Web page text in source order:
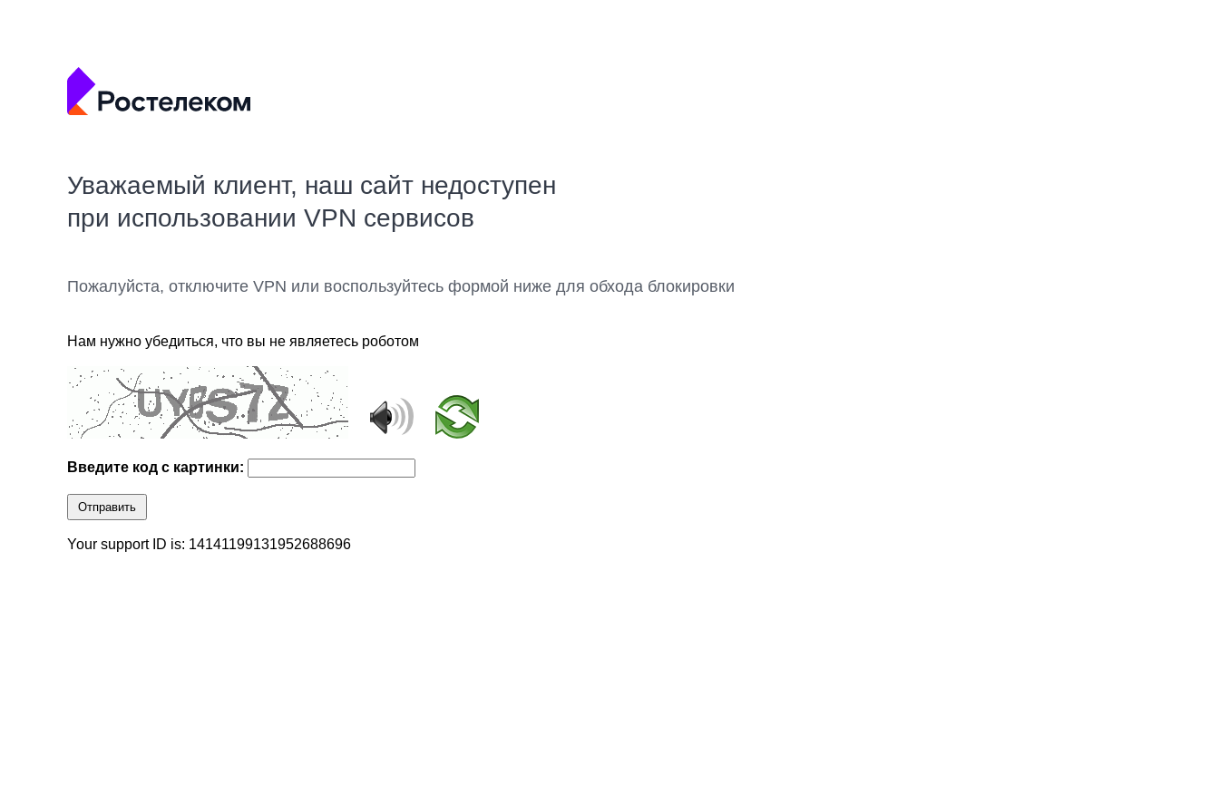
Уважаемый клиент, наш сайт недоступен
при использовании VPN сервисов
Пожалуйста, отключите VPN или воспользуйтесь формой ниже для обхода блокировки
Нам нужно убедиться, что вы не являетесь роботом
Введите код с картинки:
Отправить
Your support ID is: 14141199131952688696